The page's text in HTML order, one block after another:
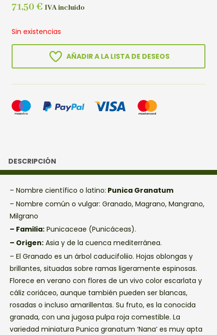
71,50 € IVA incluído
Sin existencias
AÑADIR A LA LISTA DE DESEOS
DESCRIPCIÓN
– Nombre científico o latino: Punica Granatum
– Nombre común o vulgar: Granado, Magrano, Mangrano,
Milgrano
– Familia: Punicaceae (Punicáceas).
– Origen: Asia y de la cuenca mediterránea.
– El Granado es un árbol caducifoliio. Hojas oblongas y
brillantes, situadas sobre ramas ligeramente espinosas.
Florece en verano con flores de un vivo color escarlata y
cáliz coriáceo, aunque también pueden ser blancas,
rosadas o incluso amarillentas. Su fruto, es la conocida
granada, con una jugosa pulpa roja comestible. La
variedad miniatura Punica granatum ‘Nana’ es muy apta